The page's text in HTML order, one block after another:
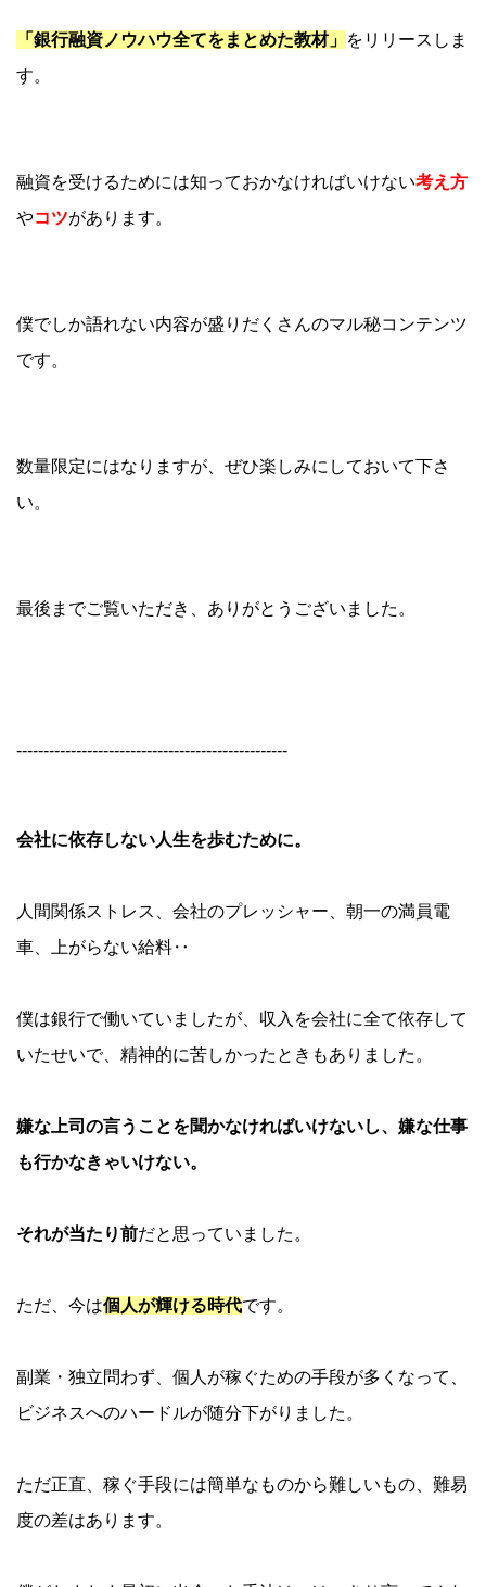
「銀行融資ノウハウ全てをまとめた教材」 をリリースしま
す。
融資を受けるためには知っておかなければいけない考え方
やコツがあります。
僕でしか語れない内容が盛りだくさんのマル秘コンテンツ
です。
数量限定にはなりますが、ぜひ楽しみにしておいて下さ
い。
最後までご覧いただき、ありがとうございました。
--------------------------------------------------
会社に依存しない人生を歩むために。
人間関係ストレス、会社のプレッシャー、朝一の満員電
車、上がらない給料‥
僕は銀行で働いていましたが、収入を会社に全て依存して
いたせいで、精神的に苦しかったときもありました。
嫌な上司の言うことを聞かなければいけないし、嫌な仕事
も行かなきゃいけない。
それが当たり前だと思っていました。
ただ、今は個人が輝ける時代です。
副業・独立問わず、個人が稼ぐための手段が多くなって、
ビジネスへのハードルが随分下がりました。
ただ正直、稼ぐ手段には簡単なものから難しいもの、難易
度の差はあります。